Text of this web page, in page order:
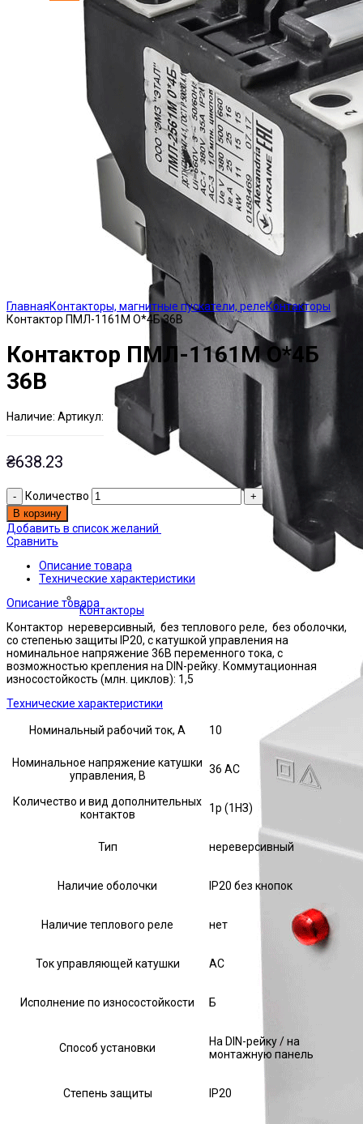
Контакторы
ГлавнаяКонтакторы, магнитные пускатели, релеКонтакторы
Контактор ПМЛ-1161М О*4Б 36В
Контактор ПМЛ-1161М О*4Б
36В
Наличие: Есть на складе
Артикул:
ЭТАЛ0000456
₴638.23
Количество
В корзину
Добавить в список желаний
Сравнить
Описание товара
Технические характеристики
Описание товара
Контактор нереверсивный, без теплового реле, без оболочки,
со степенью защиты IP20, с катушкой управления на
номинальное напряжение 36В переменного тока, с
возможностью крепления на DIN-рейку. Коммутационная
износостойкость (млн. циклов): 1,5
Технические характеристики
Номинальный рабочий ток, А 10
Номинальное напряжение катушки
управления, В
36 AC
Количество и вид дополнительных
контактов
1р (1НЗ)
Тип нереверсивный
Наличие оболочки IP20 без кнопок
Наличие теплового реле нет
Ток управляющей катушки АС
Исполнение по износостойкости Б
Способ установки
На DIN-рейку / на
монтажную панель
Степень защиты IP20